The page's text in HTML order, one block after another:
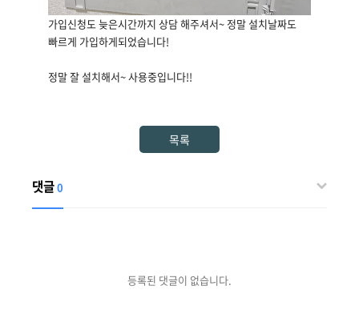
가입신청도 늦은시간까지 상담 해주셔서~ 정말 설치날짜도
빠르게 가입하게되었습니다!
정말 잘 설치해서~ 사용중입니다!!
목록
댓글0
등록된 댓글이 없습니다.